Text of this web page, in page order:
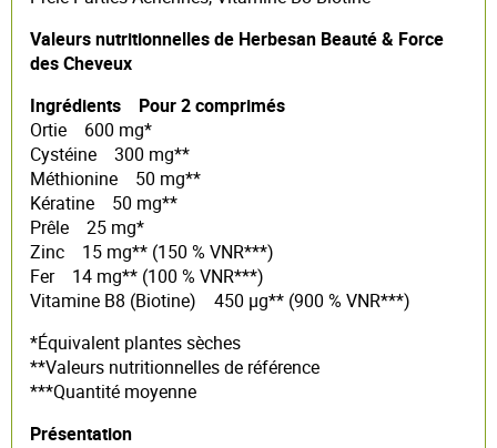
Valeurs nutritionnelles de Herbesan Beauté & Force
des Cheveux
Ingrédients Pour 2 comprimés
Ortie 600 mg*
Cystéine 300 mg**
Méthionine 50 mg**
Kératine 50 mg**
Prêle 25 mg*
Zinc 15 mg** (150 % VNR***)
Fer 14 mg** (100 % VNR***)
Vitamine B8 (Biotine) 450 µg** (900 % VNR***)
*Équivalent plantes sèches
**Valeurs nutritionnelles de référence
***Quantité moyenne
Présentation